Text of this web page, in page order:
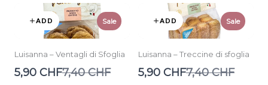
ADD Sale
Luisanna – Ventagli di Sfoglia
5,90 CHFCompare
7,40 CHF
ADD Sale
Luisanna – Treccine di sfoglia
5,90 CHFCompare
7,40 CHF